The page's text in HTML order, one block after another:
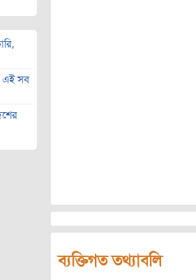
এই সব
ব্যক্তিগত তথ্যাবলি